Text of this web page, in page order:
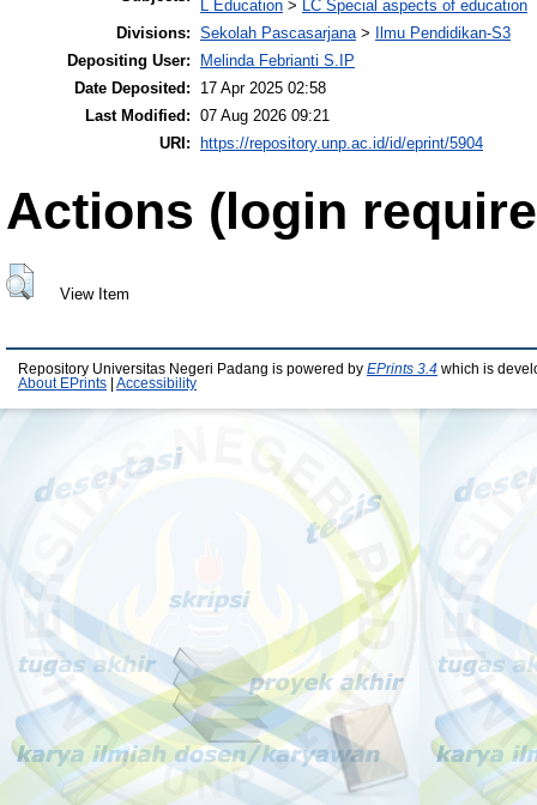
L Education > LC Special aspects of education
Divisions: Sekolah Pascasarjana>
Ilmu Pendidikan-S3
Depositing User:
Melinda Febrianti S.IP
Date Deposited:
17 Apr 2025 02:58
Last Modified: 07 Aug 2026 09:21
URI:
https://repository.unp.ac.id/id/eprint/5904
Actions (login
View Item
Repository Universitas Negeri Padang is powered by EPrints 3.4 which is
About EPrints
Accessibility